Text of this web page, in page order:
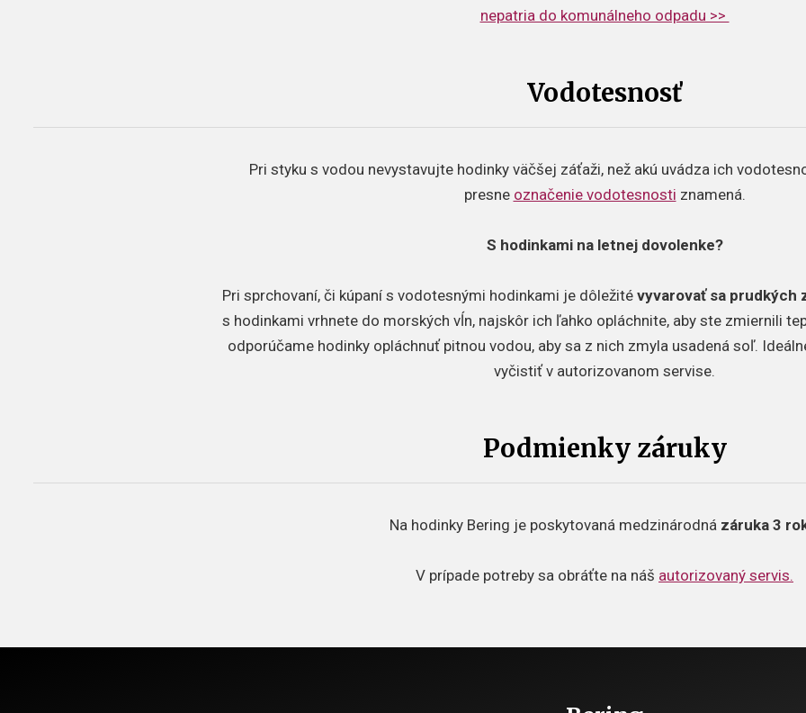
nepatria do komunálneho odpadu >>
Vodotesnosť
Pri styku s vodou nevystavujte hodinky väčšej záťaži, než akú uvádza ich
presne označenie vodotesnosti znamená.
S hodinkami na letnej dovolenke?
Pri sprchovaní, či kúpaní s vodotesnými hodinkami je dôležité vyvarovať sa prudkých
s hodinkami vrhnete do morských vĺn, najskôr ich ľahko opláchnite, aby ste zmiernili
odporúčame hodinky opláchnuť pitnou vodou, aby sa z nich zmyla usadená soľ.
vyčistiť v autorizovanom servise.
Podmienky záruky
Na hodinky Bering je poskytovaná medzinárodnázáruka 3
V prípade potreby sa obráťte na náš autorizovaný servis.